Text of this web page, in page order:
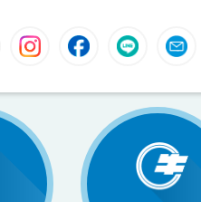
YouTube InstagramFacebookLINE